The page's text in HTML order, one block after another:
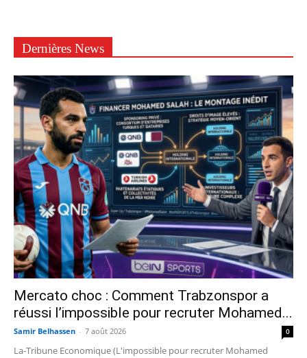
Dernières News
Mercato choc : Comment Trabzonspor a
réussi l’impossible pour recruter Mohamed...
Samir Belhassen - 7 août 2026 0
La-Tribune Economique (L'impossible pour recruter Mohamed